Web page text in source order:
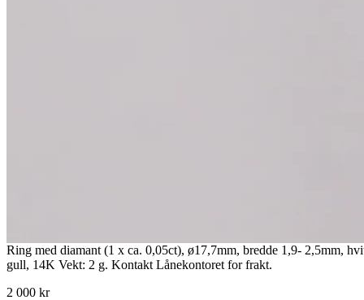
Ring med diamant (1 x ca. 0,05ct), ø17,7mm, bredde 1,9- 2,5mm,
gull, 14K Vekt: 2 g. Kontakt Lånekontoret for frakt.
2 000 kr